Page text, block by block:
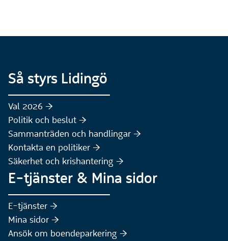
Så styrs Lidingö
Val 2026 :höger:
Politik och beslut :höger:
Sammanträden och handlingar :höger:
Kontakta en politiker :höger:
Säkerhet och krishantering :höger:
E-tjänster & Mina sidor
E-tjänster :höger:
Mina sidor :höger:
Ansök om boendeparkering :höger: